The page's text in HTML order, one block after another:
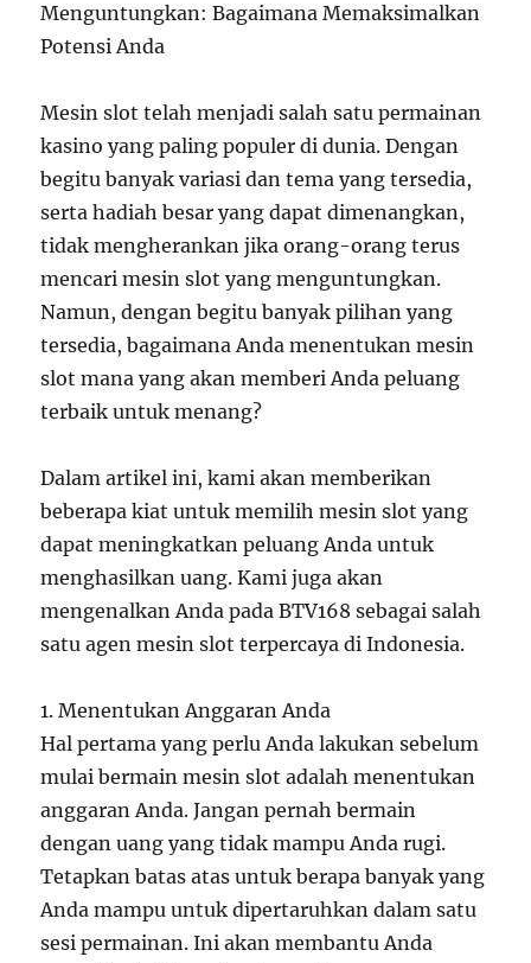
Menguntungkan: Bagaimana Memaksimalkan
Potensi Anda
Mesin slot telah menjadi salah satu permainan
kasino yang paling populer di dunia. Dengan
begitu banyak variasi dan tema yang tersedia,
serta hadiah besar yang dapat dimenangkan,
tidak mengherankan jika orang-orang terus
mencari mesin slot yang menguntungkan.
Namun, dengan begitu banyak pilihan yang
tersedia, bagaimana Anda menentukan mesin
slot mana yang akan memberi Anda peluang
terbaik untuk menang?
Dalam artikel ini, kami akan memberikan
beberapa kiat untuk memilih mesin slot yang
dapat meningkatkan peluang Anda untuk
menghasilkan uang. Kami juga akan
mengenalkan Anda pada BTV168 sebagai salah
satu agen mesin slot terpercaya di Indonesia.
1. Menentukan Anggaran Anda
Hal pertama yang perlu Anda lakukan sebelum
mulai bermain mesin slot adalah menentukan
anggaran Anda. Jangan pernah bermain
dengan uang yang tidak mampu Anda rugi.
Tetapkan batas atas untuk berapa banyak yang
Anda mampu untuk dipertaruhkan dalam satu
sesi permainan. Ini akan membantu Anda